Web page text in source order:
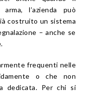
l’azienda può
costruito un sistema
– anche se
frequenti nelle
o che non
dedicata. Per chi si